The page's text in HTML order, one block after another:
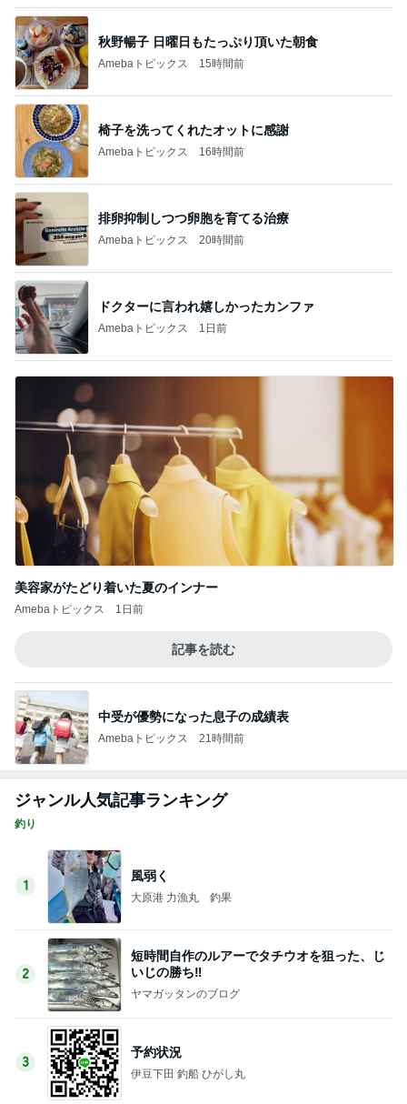
秋野暢子 日曜日もたっぷり頂いた朝食
Amebaトピックス 15時間前
椅子を洗ってくれたオットに感謝
Amebaトピックス 16時間前
排卵抑制しつつ卵胞を育てる治療
Amebaトピックス 20時間前
ドクターに言われ嬉しかったカンファ
Amebaトピックス 1日前
美容家がたどり着いた夏のインナー
Amebaトピックス 1日前
記事を読む
中受が優勢になった息子の成績表
Amebaトピックス 21時間前
ジャンル人気記事ランキング
釣り
1
風弱く
大原港 力漁丸 釣果
2
短時間自作のルアーでタチウオを狙った、じ
いじの勝ち‼️
ヤマガッタンのブログ
3
予約状況
伊豆下田 釣船 ひがし丸